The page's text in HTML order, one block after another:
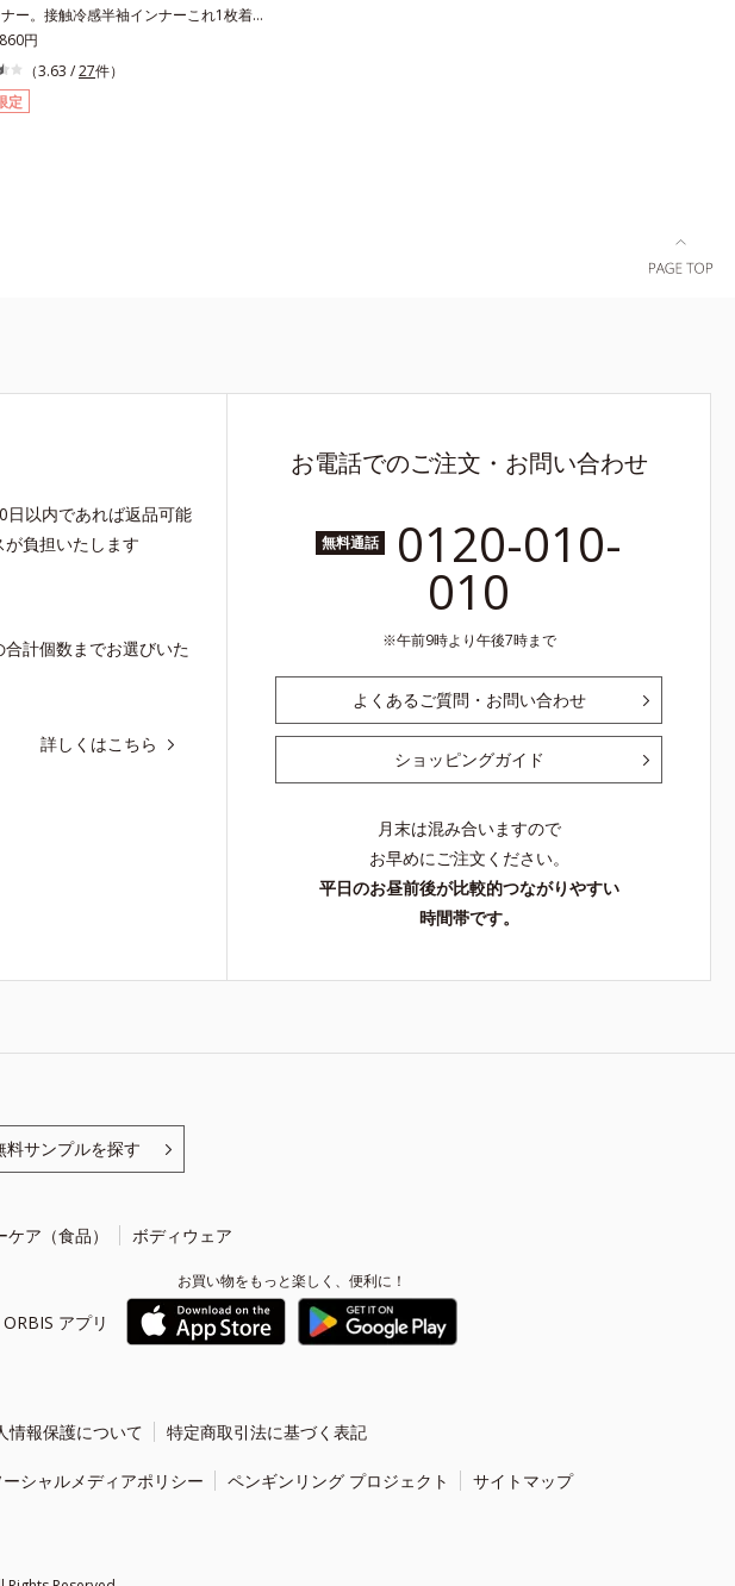
ー。接触冷感半袖インナーこれ1枚着て
、断然涼しくなる！「接触冷感×速乾」
です。半袖は特大サイズのワキ汗止め付
かきさんにおすすめのアイテムです。消
止め付き薄型で「片面撥水加工」のワキ
円
（3.63 /27件）
定
日以内であれば返品可能
負担いたします
計個数までお選びいた
詳しくはこちら
お電話でのご注文・お問い合わせ
無料通話 0120-010-
010
午前9時より午後7時まで
よくあるご質問・お問い合わせ
ショッピングガイド
月末は混み合いますので
お早めにご注文ください。
平日のお昼前後が比較的つながりやすい
時間帯です。
料サンプルを探す
ア（食品） ボディウェア
ORBIS アプリ
お買い物をもっと楽しく、便利に！
情報保護について 特定商取引法に基づく表記
ーシャルメディアポリシー ペンギンリング プロジェクト サイトマップ